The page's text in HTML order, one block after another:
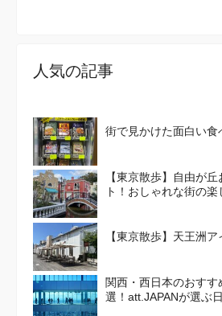
人気の記事
街で見かけた面白い食
【東京散歩】自由が
ト！おしゃれな街の楽
【東京散歩】天王洲
関西・西日本のおすす
選！att.JAPANが選ぶ